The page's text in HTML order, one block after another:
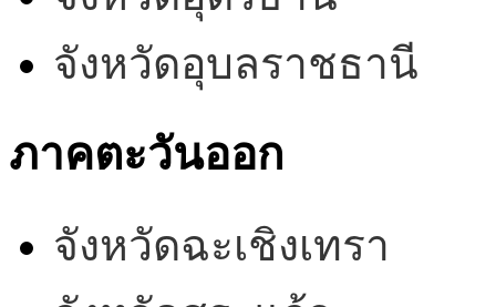
จังหวัดอุบลราชธานี
ภาคตะวันออก
จังหวัดฉะเชิงเทรา